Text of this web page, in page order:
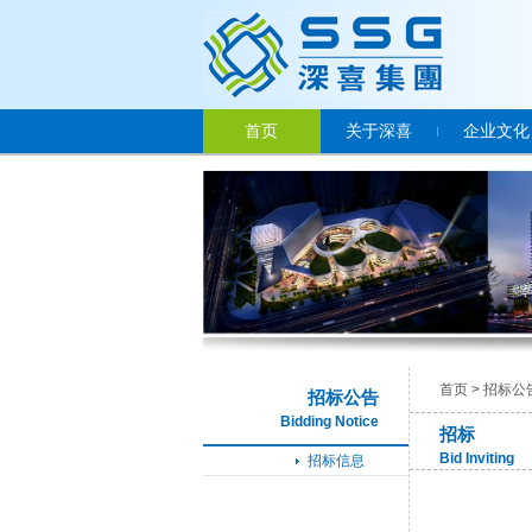
首页 关于深喜 企业文化
招标公告
Bidding Notice
招标信息
首页> 招标公
招标
Bid Inviting